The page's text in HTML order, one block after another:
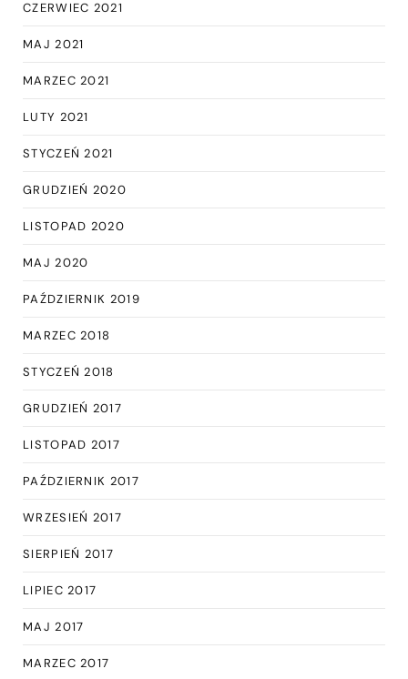
CZERWIEC 2021
MAJ 2021
MARZEC 2021
LUTY 2021
STYCZEŃ 2021
GRUDZIEŃ 2020
LISTOPAD 2020
MAJ 2020
PAŹDZIERNIK 2019
MARZEC 2018
STYCZEŃ 2018
GRUDZIEŃ 2017
LISTOPAD 2017
PAŹDZIERNIK 2017
WRZESIEŃ 2017
SIERPIEŃ 2017
LIPIEC 2017
MAJ 2017
MARZEC 2017